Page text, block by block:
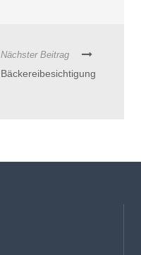
Nächster Beitrag
Bäckereibesichtigung